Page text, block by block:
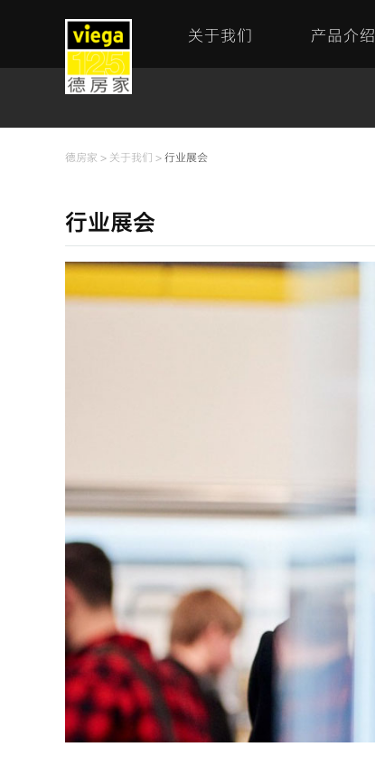
关于我们 产品介绍
德房家 > 关于我们 > 行业展会
行业展会